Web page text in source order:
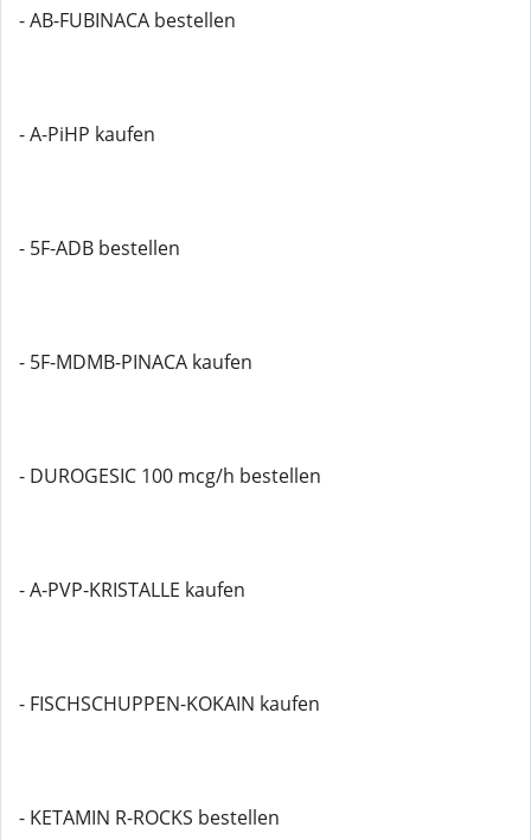
- AB-FUBINACA bestellen
- A-PiHP kaufen
- 5F-ADB bestellen
- 5F-MDMB-PINACA kaufen
- DUROGESIC 100 mcg/h bestellen
- A-PVP-KRISTALLE kaufen
- FISCHSCHUPPEN-KOKAIN kaufen
- KETAMIN R-ROCKS bestellen